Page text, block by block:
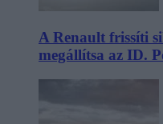
A Renault frissíti
megállítsa az ID.